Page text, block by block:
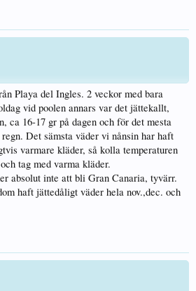
Playa del Ingles. 2 veckor med bara
vid poolen annars var det jättekallt,
ca 16-17 gr på dagen och för det mesta
Det sämsta väder vi nånsin har haft
varmare kläder, så kolla temperaturen
tag med varma kläder.
absolut inte att bli Gran Canaria, tyvärr.
haft jättedåligt väder hela nov.,dec. och